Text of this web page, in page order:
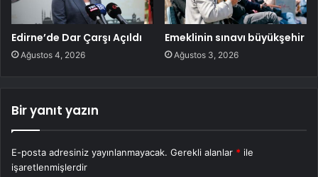
Edirne’de Dar Çarşı Açıldı
Ağustos 4, 2026
Emeklinin sınavı büyükşehir
Ağustos 3, 2026
Bir yanıt yazın
E-posta adresiniz yayınlanmayacak. Gerekli alanlar * ile
işaretlenmişlerdir